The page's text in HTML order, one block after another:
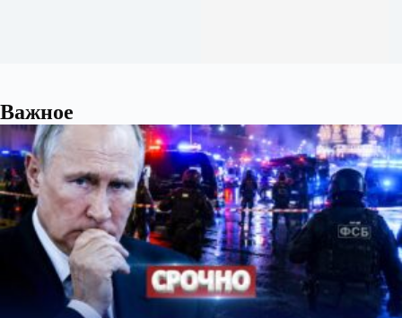
Важное